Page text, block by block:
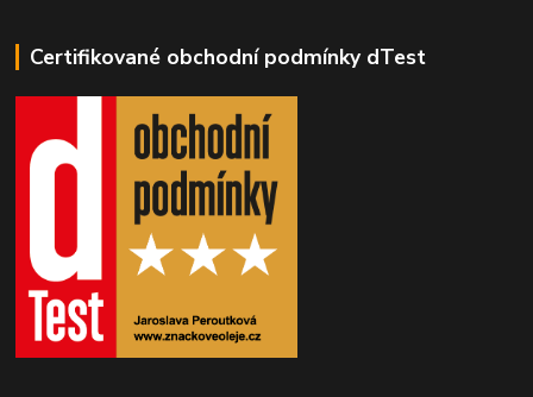
Certifikované obchodní podmínky dTest